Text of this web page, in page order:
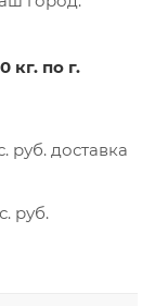
кг. по г.
руб. доставка
руб.